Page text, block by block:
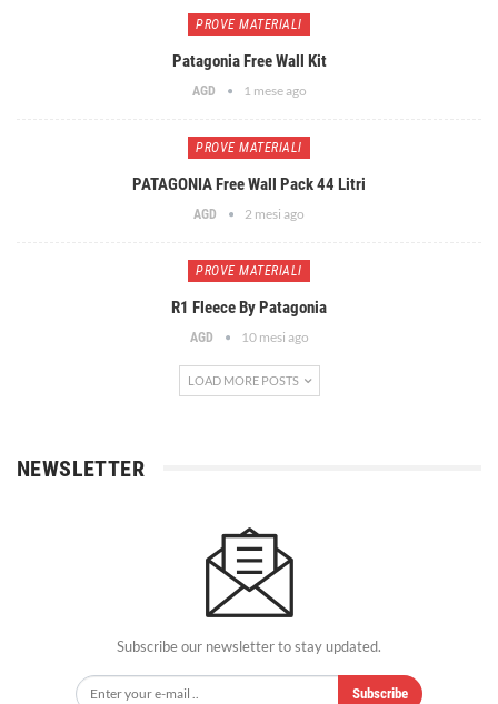
PROVE MATERIALI
Patagonia Free Wall Kit
AGD 1 mese ago
PROVE MATERIALI
PATAGONIA Free Wall Pack 44 Litri
AGD 2 mesi ago
PROVE MATERIALI
R1 Fleece By Patagonia
AGD 10 mesi ago
LOAD MORE POSTS
NEWSLETTER
Subscribe our newsletter to stay updated.
Subscribe